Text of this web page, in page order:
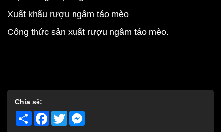
Xuất khẩu rượu ngâm táo mèo
Công thức sản xuất rượu ngâm táo mèo.
Chia sẻ:
Share Facebook
Twitter